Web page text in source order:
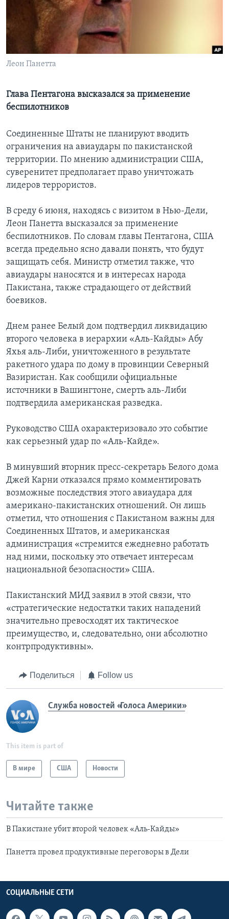
Learning English
СОЦИАЛЬНЫЕ СЕТИ
Языки
Леон Панетта
Глава Пентагона высказался за применение
беспилотников
Соединенные Штаты не планируют вводить
ограничения на авиаудары по пакистанской
территории. По мнению администрации США,
суверенитет предполагает право уничтожать
лидеров террористов.
В среду 6 июня, находясь с визитом в Нью-Дели,
Леон Панетта высказался за применение
беспилотников. По словам главы Пентагона, США
всегда предельно ясно давали понять, что будут
защищать себя. Министр отметил также, что
авиаудары наносятся и в интересах народа
Пакистана, также страдающего от действий
боевиков.
Днем ранее Белый дом подтвердил ликвидацию
второго человека в иерархии «Аль-Кайды» Абу
Яхья аль-Либи, уничтоженного в результате
ракетного удара по дому в провинции Северный
Вазиристан. Как сообщили официальные
источники в Вашингтоне, смерть аль-Либи
подтвердила американская разведка.
Руководство США охарактеризовало это событие
как серьезный удар по «Аль-Кайде».
В минувший вторник пресс-секретарь Белого дома
Джей Карни отказался прямо комментировать
возможные последствия этого авиаудара для
американо-пакистанских отношений. Он лишь
отметил, что отношения с Пакистаном важны для
Соединенных Штатов, и американская
администрация «стремится ежедневно работать
над ними, поскольку это отвечает интересам
национальной безопасности» США.
Пакистанский МИД заявил в этой связи, что
«стратегические недостатки таких нападений
значительно превосходят их тактическое
преимущество, и, следовательно, они абсолютно
контрпродуктивны».
Поделиться Follow us
Служба новостей «Голоса Америки»
This item is part of
В мире США Новости
Читайте также
В Пакистане убит второй человек «Аль-Кайды»
Панетта провел продуктивные переговоры в Дели
СОЦИАЛЬНЫЕ СЕТИ